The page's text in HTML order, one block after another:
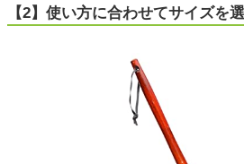
【2】使い方に合わせてサイズを